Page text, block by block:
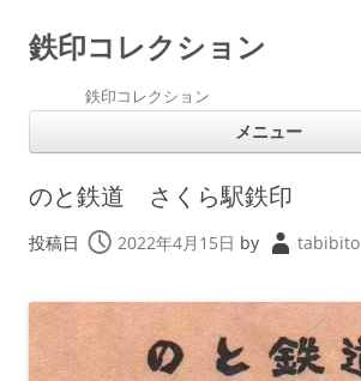
鉄印コレクション
鉄印コレクション
メニュー
のと鉄道 さくら駅鉄印
投稿日 2022年4月15日 by tabibito